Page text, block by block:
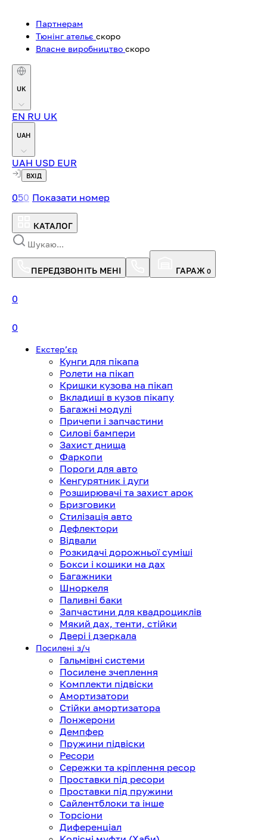
Партнерам
Тюнінг ательє скоро
Власне виробництво скоро
UK
EN RU UK
UAH
UAH USD EUR
ВХІД
050 Показати номер
КАТАЛОГ
ПЕРЕДЗВОНІТЬ МЕНІ ГАРАЖ 0
0
0
Екстерʼєр
Кунги для пікапа
Ролети на пікап
Кришки кузова на пікап
Вкладиші в кузов пікапу
Багажні модулі
Причепи і запчастини
Силові бампери
Захист днища
Фаркопи
Пороги для авто
Кенгурятник і дуги
Розширювачі та захист арок
Бризговики
Стилізація авто
Дефлектори
Відвали
Розкидачі дорожньої суміші
Бокси і кошики на дах
Багажники
Шноркеля
Паливні баки
Запчастини для квадроциклів
Мякий дах, тенти, стійки
Двері і дзеркала
Посилені з/ч
Гальмівні системи
Посилене зчеплення
Комплекти підвіски
Амортизатори
Стійки амортизатора
Лонжерони
Демпфер
Пружини підвіски
Ресори
Сережки та кріплення ресор
Проставки під ресори
Проставки під пружини
Сайлентблоки та інше
Торсіони
Диференціал